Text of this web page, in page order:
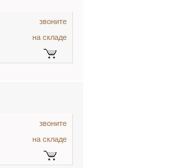
звоните
на складе
звоните
на складе